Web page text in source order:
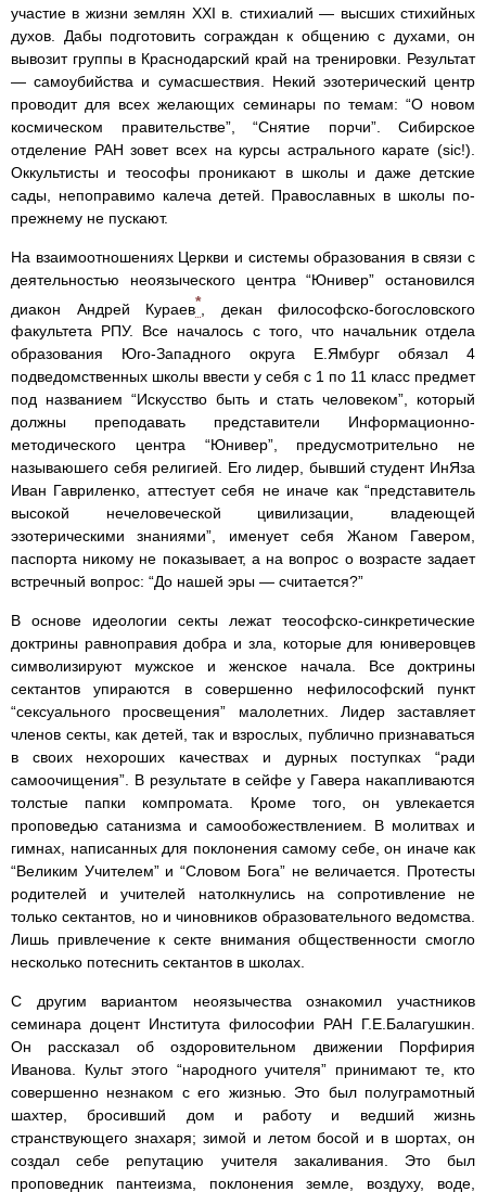
участие в жизни землян XXI в. стихиалий — высших стихийных
духов. Дабы подготовить сограждан к общению с духами, он
вывозит группы в Краснодарский край на тренировки. Результат
— самоубийства и сумасшествия. Некий эзотерический центр
проводит для всех желающих семинары по темам: “О новом
космическом правительстве”, “Снятие порчи”. Сибирское
отделение РАН зовет всех на курсы астрального карате (sic!).
Оккультисты и теософы проникают в школы и даже детские
сады, непоправимо калеча детей. Православных в школы по-
прежнему не пускают.
На взаимоотношениях Церкви и системы образования в связи с
деятельностью неоязыческого центра “Юнивер” остановился
диакон Андрей Кураев* , декан философско-богословского
факультета РПУ. Все началось с того, что начальник отдела
образования Юго-Западного округа Е.Ямбург обязал 4
подведомственных школы ввести у себя с 1 по 11 класс предмет
под названием “Искусство быть и стать человеком”, который
должны преподавать представители Информационно-
методического центра “Юнивер”, предусмотрительно не
называюшего себя религией. Его лидер, бывший студент ИнЯза
Иван Гавриленко, аттестует себя не иначе как “представитель
высокой нечеловеческой цивилизации, владеющей
эзотерическими знаниями”, именует себя Жаном Гавером,
паспорта никому не показывает, а на вопрос о возрасте задает
встречный вопрос: “До нашей эры — считается?”
В основе идеологии секты лежат теософско-синкретические
доктрины равноправия добра и зла, которые для юниверовцев
символизируют мужское и женское начала. Все доктрины
сектантов упираются в совершенно нефилософский пункт
“сексуального просвещения” малолетних. Лидер заставляет
членов секты, как детей, так и взрослых, публично признаваться
в своих нехороших качествах и дурных поступках “ради
самоочищения”. В результате в сейфе у Гавера накапливаются
толстые папки компромата. Кроме того, он увлекается
проповедью сатанизма и самообожествлением. В молитвах и
гимнах, написанных для поклонения самому себе, он иначе как
“Великим Учителем” и “Словом Бога” не величается. Протесты
родителей и учителей натолкнулись на сопротивление не
только сектантов, но и чиновников образовательного ведомства.
Лишь привлечение к секте внимания общественности смогло
несколько потеснить сектантов в школах.
С другим вариантом неоязычества ознакомил участников
семинара доцент Института философии РАН Г.Е.Балагушкин.
Он рассказал об оздоровительном движении Порфирия
Иванова. Культ этого “народного учителя” принимают те, кто
совершенно незнаком с его жизнью. Это был полуграмотный
шахтер, бросивший дом и работу и ведший жизнь
странствующего знахаря; зимой и летом босой и в шортах, он
создал себе репутацию учителя закаливания. Это был
проповедник пантеизма, поклонения земле, воздуху, воде,